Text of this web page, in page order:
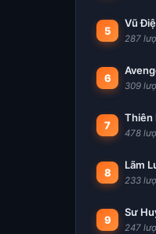
5
Vũ
287
6
309
7
Thiên
478
8
Lãm
233
9
Sư
247